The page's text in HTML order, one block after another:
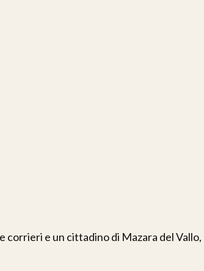
corrieri e un cittadino di Mazara del Vallo,